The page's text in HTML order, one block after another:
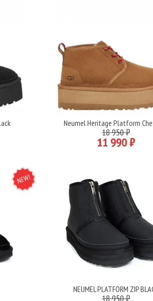
Подробнее
Neumel Heritage Platform
18 950 ₽
11 990 ₽
NEW
Подробнее
NEUMEL PLATFORM ZIP
18 950 ₽